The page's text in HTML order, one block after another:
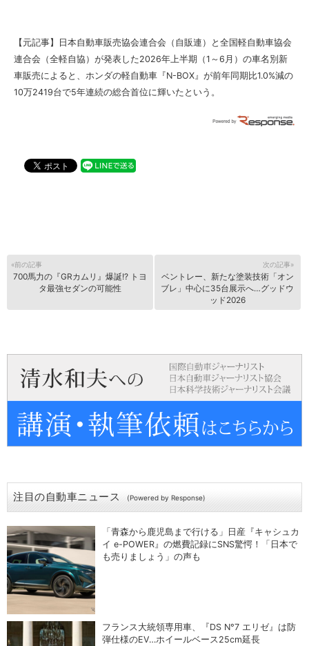
【元記事】
日本自動車販売協会連合会（自販連）と全国軽自動車協会
連合会（全軽自協）が発表した2026年上半期（1～6月）の車名別新
車販売によると、ホンダの軽自動車『N-BOX』が前年同期比1.0%減の
10万2419台で5年連続の総合首位に輝いたという。
«前の記事
700馬力の『GRカムリ』爆誕!? トヨ
タ最強セダンの可能性
次の記事»
ベントレー、新たな塗装技術「オン
ブレ」中心に35台展示へ…グッドウ
ッド2026
注目の自動車ニュース (Powered by Response)
「青森から鹿児島まで行ける」日産『キャシュカ
イ e-POWER』の燃費記録にSNS驚愕！「日本で
も売りましょう」の声も
フランス大統領専用車、『DS N°7 エリゼ』は防
弾仕様のEV…ホイールベース25cm延長